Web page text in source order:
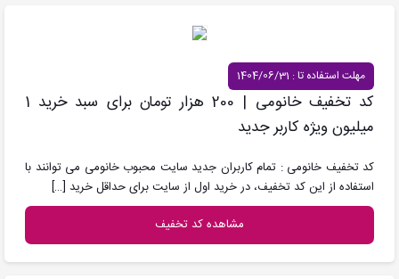
مهلت استفاده تا : 1404/06/31
کد تخفیف خانومی | 200 هزار تومان برای سبد خرید 1
میلیون ویژه کاربر جدید
کد تخفیف خانومی : تمام کاربران جدید سایت محبوب خانومی می توانند با
استفاده از این کد تخفیف، در خرید اول از سایت برای حداقل خرید […]
مشاهده کد تخفیف